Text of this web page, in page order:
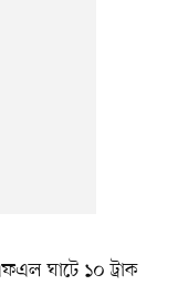
ঘাটে ১০ ট্রাক